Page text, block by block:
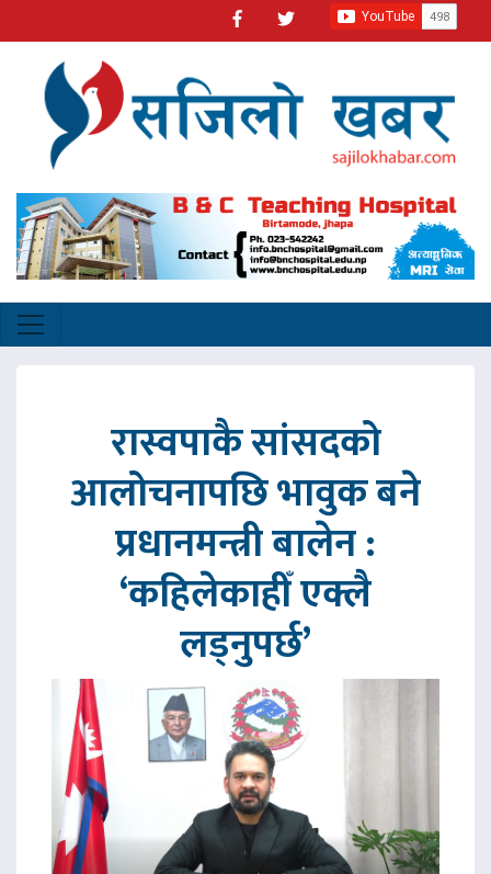
रास्वपाकै सांसदको
आलोचनापछि भावुक बने
प्रधानमन्त्री बालेन :
‘कहिलेकाहीँ एक्लै
लड्नुपर्छ’